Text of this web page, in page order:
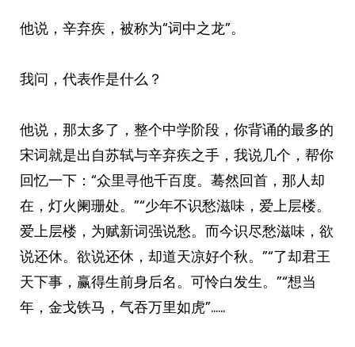
他说，辛弃疾，被称为“词中之龙”。
我问，代表作是什么？
他说，那太多了，整个中学阶段，你背诵的最多的
宋词就是出自苏轼与辛弃疾之手，我说几个，帮你
回忆一下：“众里寻他千百度。蓦然回首，那人却
在，灯火阑珊处。”“少年不识愁滋味，爱上层楼。
爱上层楼，为赋新词强说愁。而今识尽愁滋味，欲
说还休。欲说还休，却道天凉好个秋。”“了却君王
天下事，赢得生前身后名。可怜白发生。”“想当
年，金戈铁马，气吞万里如虎”……